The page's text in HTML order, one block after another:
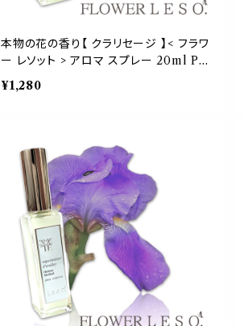
本物の花の香り【 クラリセージ 】< フラワ
ー レソット > アロマ スプレー 20ml PM
S 女性ホルモン フローラル フレグランス
香水 枕 カバー 国産 消臭 除菌 寝具 ベッ
¥1,280